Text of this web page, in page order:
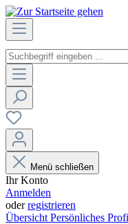
Menü schließen
Ihr Konto
Anmelden
oderregistrieren
Übersicht Persönliches